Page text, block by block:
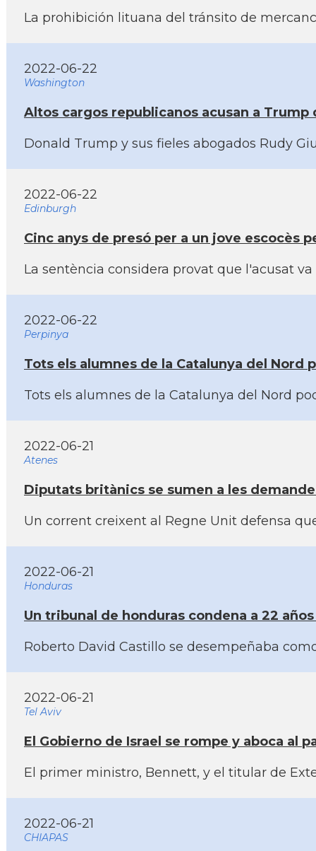
La prohibición lituana del tránsito de
2022-06-22
Washington
Altos cargos republicanos acusan a Trump
Donald Trump y sus fieles abogados Rudy
2022-06-22
Edinburgh
Cinc anys de presó per a un jove escocès
La sentència considera provat que l'acusat
2022-06-22
Perpinya
Tots els alumnes de la Catalunya del Nord
Tots els alumnes de la Catalunya del Nord
2022-06-21
Atenes
Diputats britànics se sumen a les
Un corrent creixent al Regne Unit defensa
2022-06-21
Honduras
Un tribunal de honduras condena a 22
Roberto David Castillo se desempeñaba
2022-06-21
Tel Aviv
El Gobierno de Israel se rompe y aboca al
El primer ministro, Bennett, y el titular de
2022-06-21
CHIAPAS